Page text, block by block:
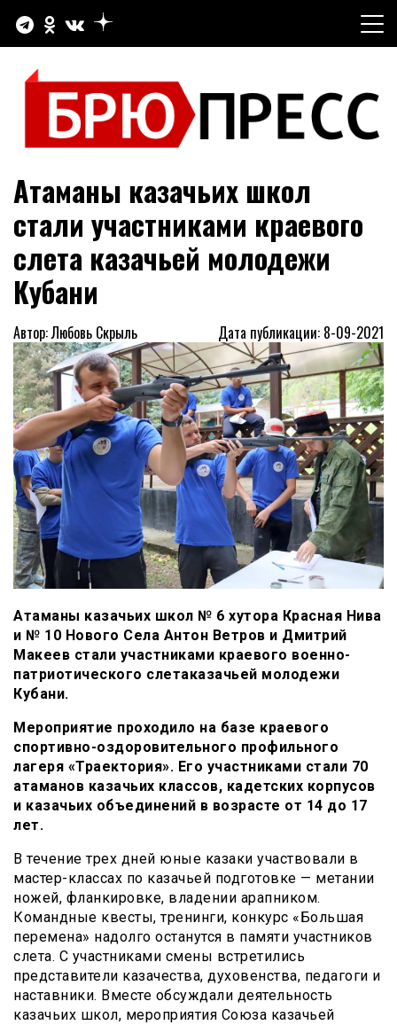
содержимому
БРЮПРЕСС
Официальный сайт газеты "Брюховецкие новости"
Атаманы казачьих школ
стали участниками краевого
слета казачьей молодежи
Кубани
Автор: Любовь Скрыль Дата публикации: 8-09-2021
Атаманы казачьих школ № 6 хутора Красная Нива
и № 10 Нового Села Антон Ветров и Дмитрий
Макеев стали участниками краевого военно-
патриотического слетаказачьей молодежи
Кубани.
Мероприятие проходило на базе краевого
спортивно-оздоровительного профильного
лагеря «Траектория». Его участниками стали 70
атаманов казачьих классов, кадетских корпусов
и казачьих объединений в возрасте от 14 до 17
лет.
В течение трех дней юные казаки участвовали в
мастер-классах по казачьей подготовке — метании
ножей, фланкировке, владении арапником.
Командные квесты, тренинги, конкурс «Большая
перемена» надолго останутся в памяти участников
слета. С участниками смены встретились
представители казачества, духовенства, педагоги и
наставники. Вместе обсуждали деятельность
казачьих школ, мероприятия Союза казачьей